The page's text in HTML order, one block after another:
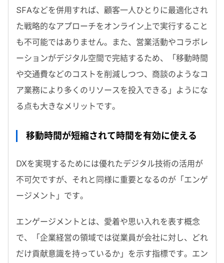
SFAなどを併用すれば、顧客一人ひとりに最適化され
た戦略的なアプローチをオンライン上で実行すること
も不可能ではありません。また、営業活動やコラボレ
ーションがデジタル空間で完結するため、「移動時間
や交通費などのコストを削減しつつ、商談のようなコ
ア業務により多くのリソースを投入できる」ようにな
る点も大きなメリットです。
移動時間が短縮されて時間を有効に使える
DXを実現するためには優れたデジタル技術の活用が
不可欠ですが、それと同様に重要となるのが「エンゲ
ージメント」です。
エンゲージメントとは、愛着や思い入れを表す概念
で、「企業経営の領域では従業員が会社に対し、どれ
だけ貢献意識を持っているか」を示す指標です。エン